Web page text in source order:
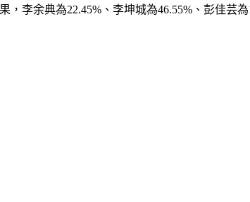
，李余典為22.45%、李坤城為46.55%、彭佳芸為